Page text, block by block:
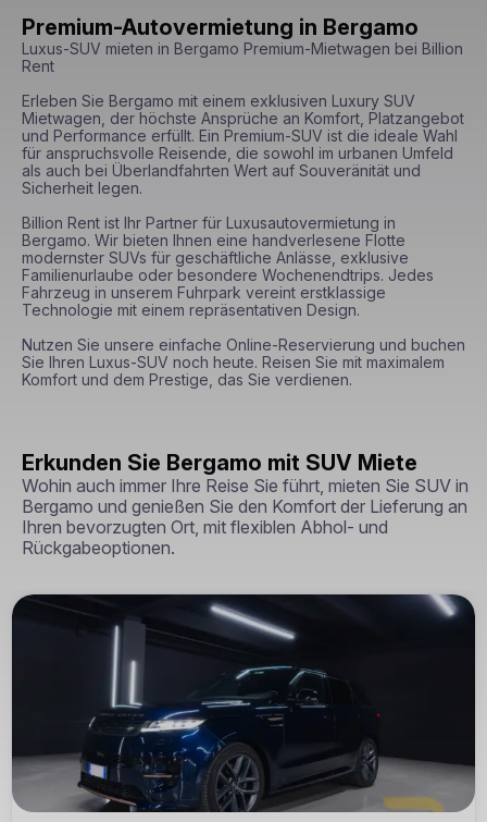
Premium-Autovermietung in Bergamo
Luxus-SUV mieten in Bergamo Premium-Mietwagen bei Billion
Rent
Erleben Sie Bergamo mit einem exklusiven Luxury SUV
Mietwagen, der höchste Ansprüche an Komfort, Platzangebot
und Performance erfüllt. Ein Premium-SUV ist die ideale Wahl
für anspruchsvolle Reisende, die sowohl im urbanen Umfeld
als auch bei Überlandfahrten Wert auf Souveränität und
Sicherheit legen.
Billion Rent ist Ihr Partner für Luxusautovermietung in
Bergamo. Wir bieten Ihnen eine handverlesene Flotte
modernster SUVs für geschäftliche Anlässe, exklusive
Familienurlaube oder besondere Wochenendtrips. Jedes
Fahrzeug in unserem Fuhrpark vereint erstklassige
Technologie mit einem repräsentativen Design.
Nutzen Sie unsere einfache Online-Reservierung und buchen
Sie Ihren Luxus-SUV noch heute. Reisen Sie mit maximalem
Komfort und dem Prestige, das Sie verdienen.
Erkunden Sie Bergamo mit SUV Miete
Wohin auch immer Ihre Reise Sie führt, mieten Sie SUV in
Bergamo und genießen Sie den Komfort der Lieferung an
Ihren bevorzugten Ort, mit flexiblen Abhol- und
Rückgabeoptionen.